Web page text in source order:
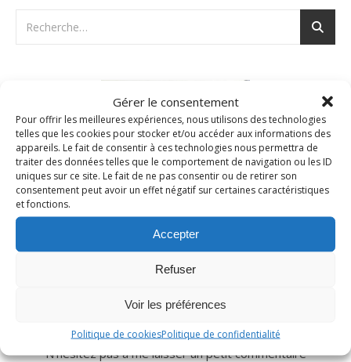
Gérer le consentement
Pour offrir les meilleures expériences, nous utilisons des technologies
telles que les cookies pour stocker et/ou accéder aux informations des
appareils. Le fait de consentir à ces technologies nous permettra de
traiter des données telles que le comportement de navigation ou les ID
uniques sur ce site. Le fait de ne pas consentir ou de retirer son
consentement peut avoir un effet négatif sur certaines caractéristiques
et fonctions.
Accepter
Refuser
Voir les préférences
Politique de cookiesPolitique de confidentialité
Depuis 2006, je vous reçois dans ma cuisine et partage
avec vous mes recettes gourmandes du quotidien.
N’hésitez pas à me laisser un petit commentaire